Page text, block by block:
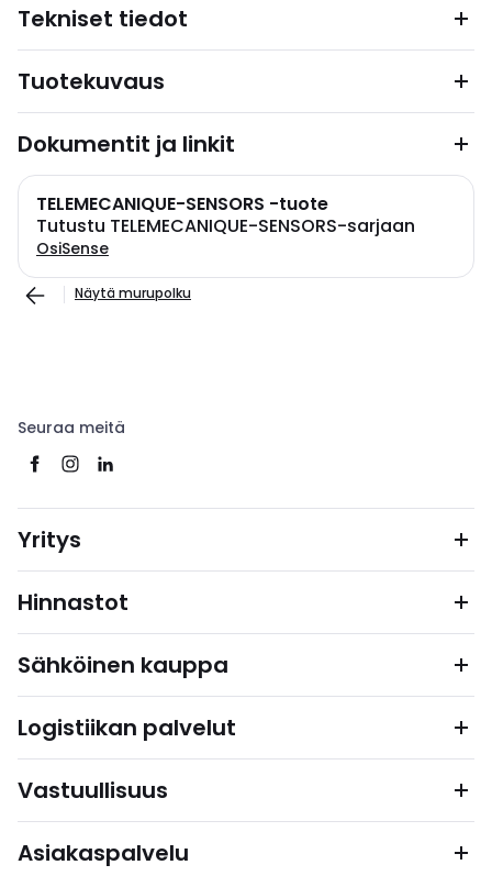
Tekniset tiedot
Tuotekuvaus
Dokumentit ja linkit
TELEMECANIQUE-SENSORS -tuote
Tutustu TELEMECANIQUE-SENSORS-sarjaan
OsiSense
Näytä murupolku
Seuraa meitä
Yritys
Hinnastot
Sähköinen kauppa
Logistiikan palvelut
Vastuullisuus
Asiakaspalvelu